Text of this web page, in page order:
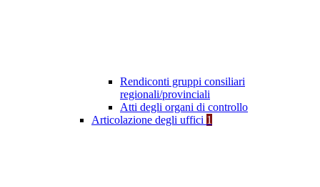
Rendiconti gruppi consiliari
regionali/provinciali
Atti degli organi di controllo
Articolazione degli uffici 1